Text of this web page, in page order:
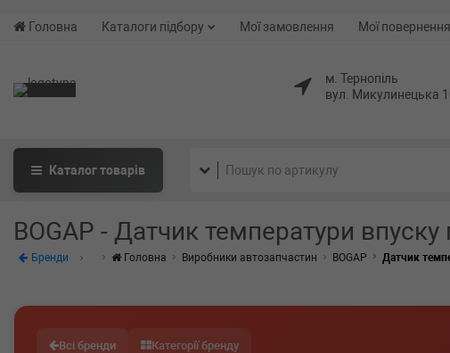
Головна Каталоги підбору Мої замовлення Мої повернення
м. Тернопіль
вул. Микулинецька
Каталогтоварів
BOGAP - Датчик температури впуску
Бренди Головна Виробники автозапчастин BOGAP Датчик
Всі бренди Категорії бренду